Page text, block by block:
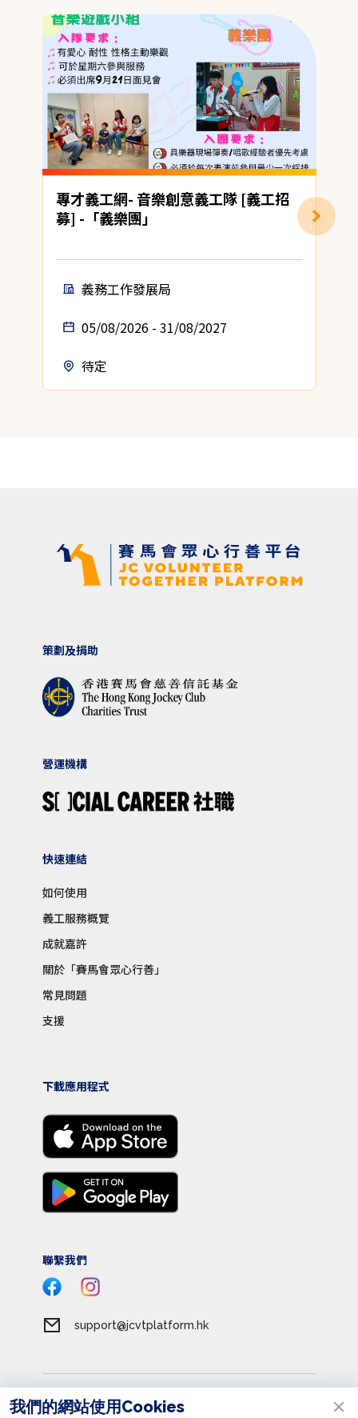
專才義工網- 音樂創意義工隊 [義工招
募] -「義樂團」
義務工作發展局
05/08/2026 - 31/08/2027
待定
策劃及捐助
營運機構
快速連結
如何使用
義工服務概覽
成就嘉許
關於「賽馬會眾心行善」
常見問題
支援
下載應用程式
聯繫我們
support@jcvtplatform.hk
我們的網站使用Cookies